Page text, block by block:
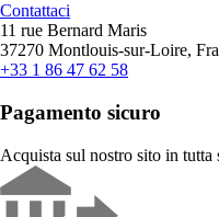
Contattaci
11 rue Bernard Maris
37270 Montlouis-sur-Loire,
+33 1 86 47 62 58
Pagamento sicuro
Acquista sul nostro sito in tutta